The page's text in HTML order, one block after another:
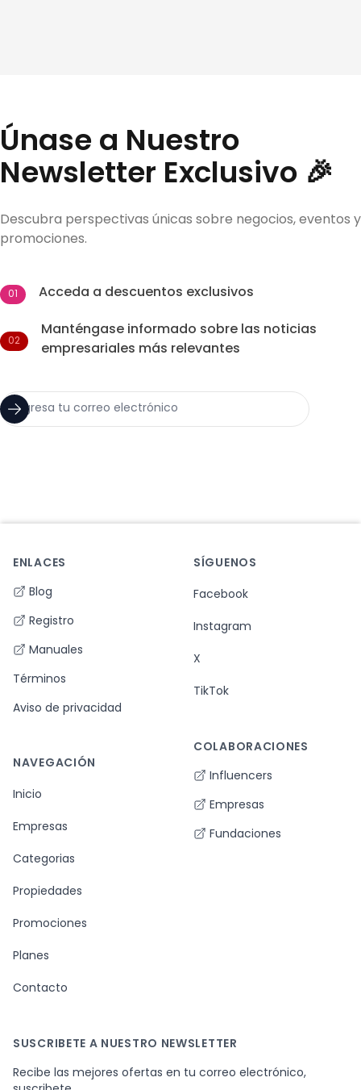
Únase a Nuestro
Newsletter Exclusivo 🎉
Descubra perspectivas únicas sobre negocios, eventos y
promociones.
01 Acceda a descuentos exclusivos
02
Manténgase informado sobre las noticias
empresariales más relevantes
Footer
ENLACES
Blog
Registro
Manuales
Términos
Aviso de privacidad
NAVEGACIÓN
Inicio
Empresas
Categorias
Propiedades
Promociones
Planes
Contacto
SÍGUENOS
Facebook
Instagram
X
TikTok
COLABORACIONES
Influencers
Empresas
Fundaciones
SUSCRIBETE A NUESTRO NEWSLETTER
Recibe las mejores ofertas en tu correo electrónico,